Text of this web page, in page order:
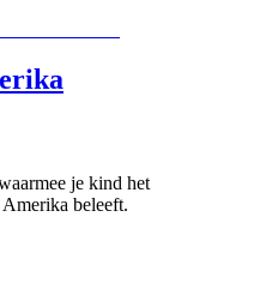
je kind het
beleeft.